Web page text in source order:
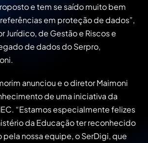
e tem se saído muito bem
referências em proteção de dados”,
Jurídico, de Gestão e Riscos e
de dados do Serpro,
anunciou e o diretor Maimoni
de uma iniciativa da
“Estamos especialmente felizes
da Educação ter reconhecido
nossa equipe, o SerDigi, que